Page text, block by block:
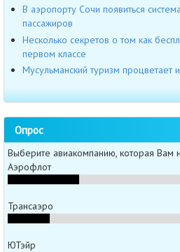
В аэропорту Сочи появиться
пассажиров
Несколько секретов о том как
первом классе
Мусульманский туризм процветает
Опрос
Выберите авиакомпанию, которая Вам
Аэрофлот
Трансаэро
ЮТэйр